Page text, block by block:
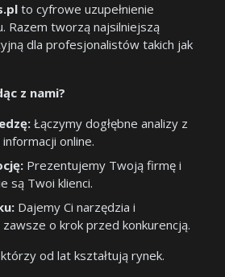
to cyfrowe uzupełnienie
Razem tworzą najsilniejszą
dla profesjonalistów takich jak
z nami?
Łączymy dogłębne analizy z
online.
Prezentujemy Twoją firmę i
są Twoi klienci.
Dajemy Ci narzędzia i
o krok przed konkurencją.
od lat kształtują rynek.